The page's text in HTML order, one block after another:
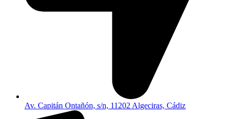
Av. Capitán Ontañón, s/n, 11202 Algeciras, Cádiz